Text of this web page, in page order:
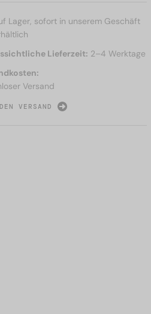
Lager, sofort in unserem Geschäft
Lieferzeit: 2–4 Werktage
Versand
VERSAND